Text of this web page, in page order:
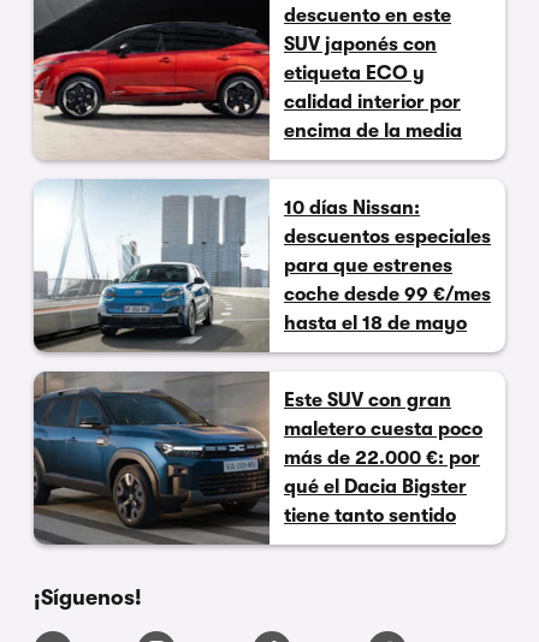
descuento en este
SUV japonés con
etiqueta ECO y
calidad interior por
encima de la media
10 días Nissan:
descuentos especiales
para que estrenes
coche desde 99 €/mes
hasta el 18 de mayo
Este SUV con gran
maletero cuesta poco
más de 22.000 €: por
qué el Dacia Bigster
tiene tanto sentido
¡Síguenos!